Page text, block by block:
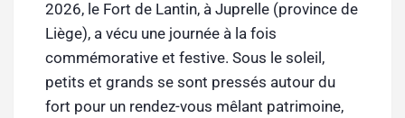
2026, le Fort de Lantin, à Juprelle (province de
Liège), a vécu une journée à la fois
commémorative et festive. Sous le soleil,
petits et grands se sont pressés autour du
fort pour un rendez-vous mêlant patrimoine,